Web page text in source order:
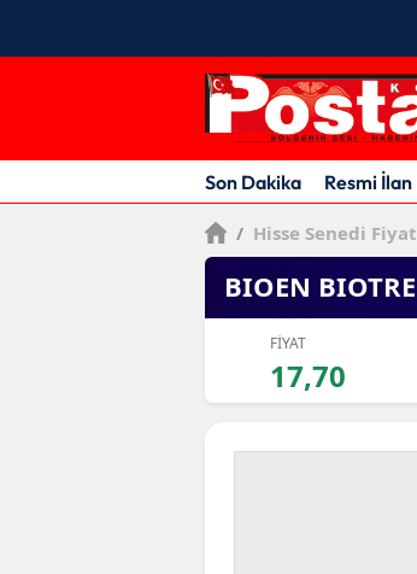
Son Dakika Resmi İlan
/ Hisse Senedi
BIOEN
FİYAT
17,70